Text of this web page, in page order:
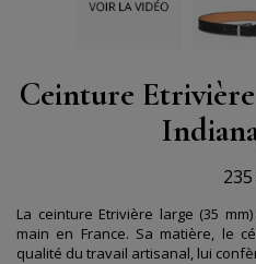
Ceinture
La ceinture Etrivière large (35
main en France. Sa matière, le
qualité du travail artisanal, lui